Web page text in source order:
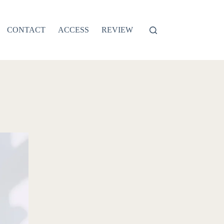
CONTACT ACCESS REVIEW